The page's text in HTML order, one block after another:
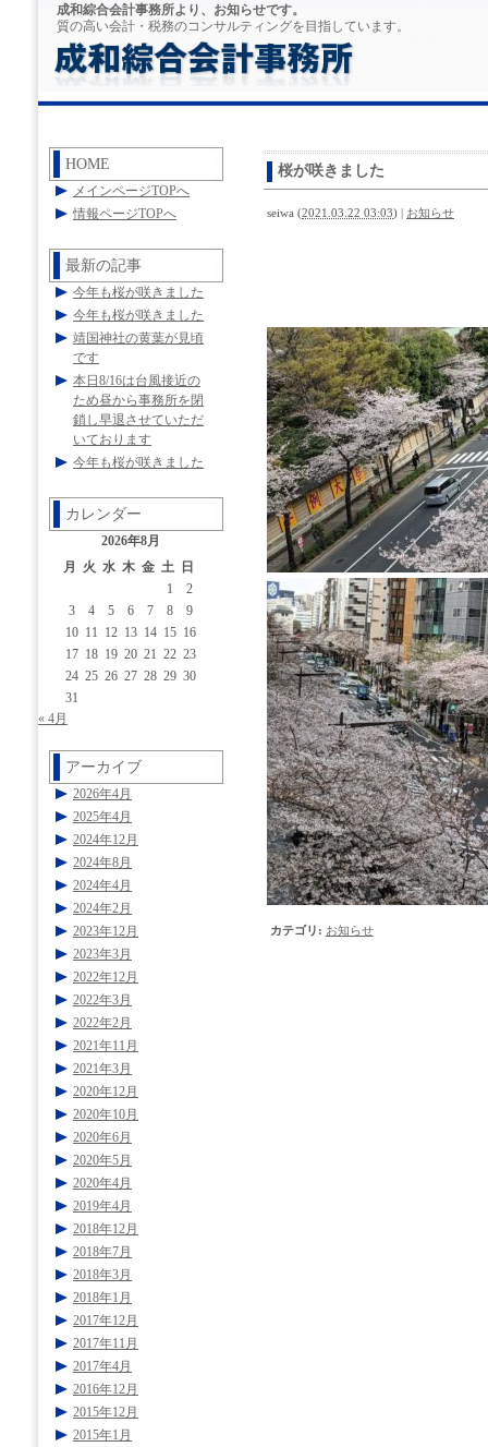
成和綜合会計事務所より、お知らせです。
質の高い会計・税務のコンサルティングを目指しています。
桜が咲きました
seiwa (2021.03.22 03:03) | お知らせ
カテゴリ : お知らせ
HOME
メインページTOPへ
情報ページTOPへ
最新の記事
今年も桜が咲きました
今年も桜が咲きました
靖国神社の黄葉が見頃
です
本日8/16は台風接近の
ため昼から事務所を閉
鎖し早退させていただ
いております
今年も桜が咲きました
カレンダー
2026年8月
月
火 水 木 金 土
日
1
2
3
4 5 6 7 8
9
10 11 12 13 14 15 16
17 18 19 20 21 22 23
24 25 26 27 28 29 30
31
« 4月
アーカイブ
2026年4月
2025年4月
2024年12月
2024年8月
2024年4月
2024年2月
2023年12月
2023年3月
2022年12月
2022年3月
2022年2月
2021年11月
2021年3月
2020年12月
2020年10月
2020年6月
2020年5月
2020年4月
2019年4月
2018年12月
2018年7月
2018年3月
2018年1月
2017年12月
2017年11月
2017年4月
2016年12月
2015年12月
2015年1月